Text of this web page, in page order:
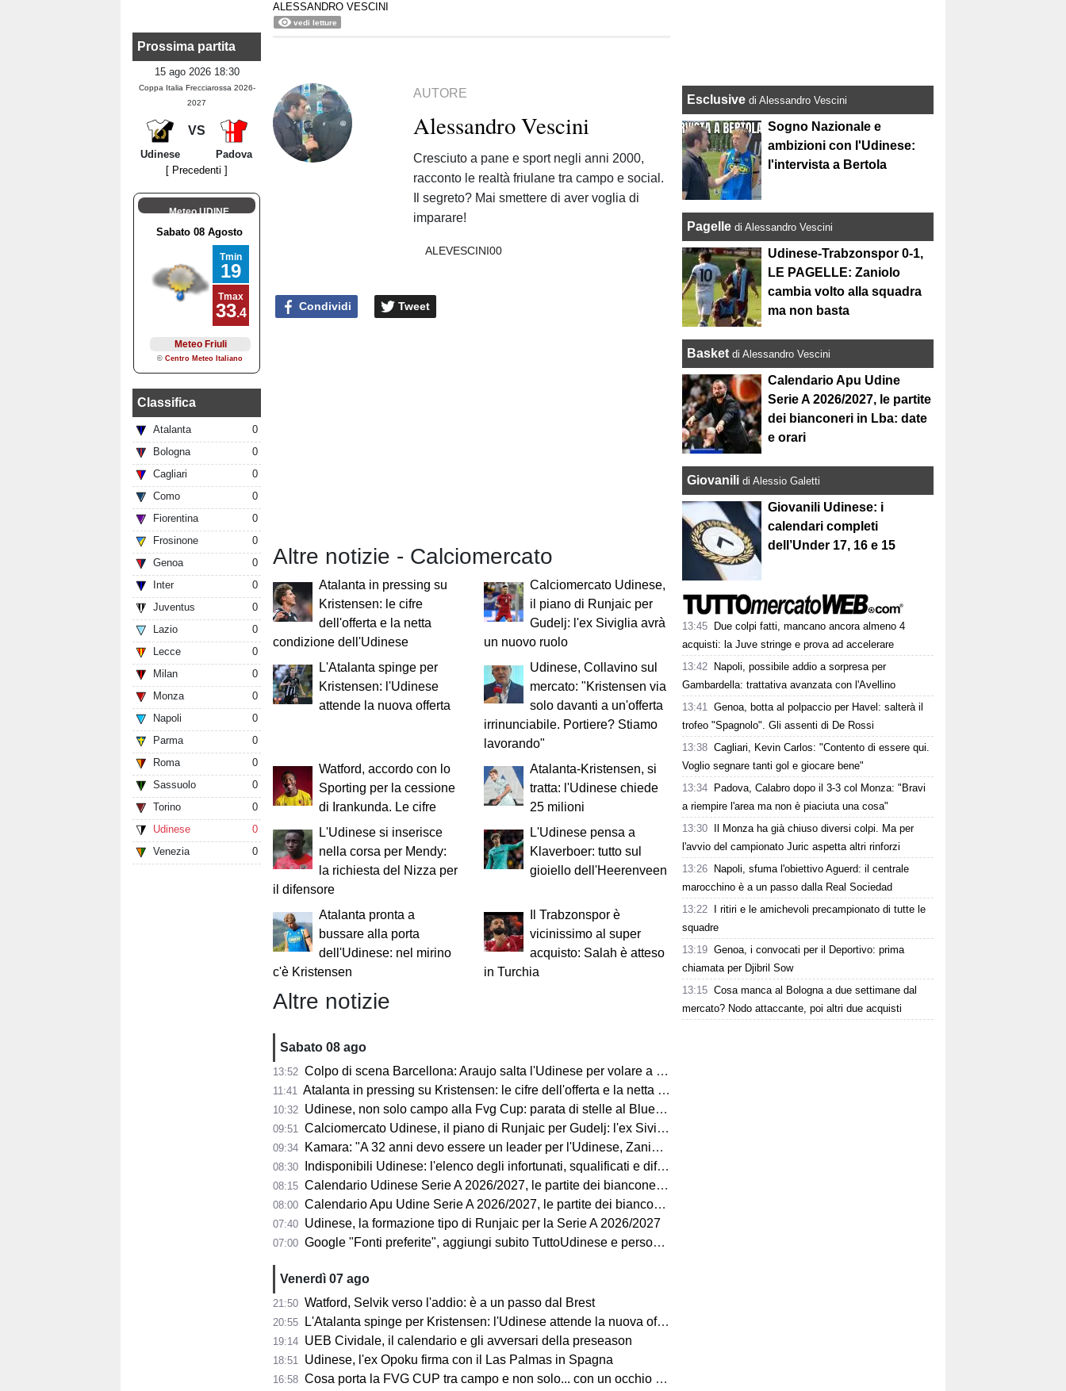
Prossima partita
15 ago 2026 18:30
Coppa Italia Frecciarossa 2026-
2027
VS
Udinese
Padova
[ Precedenti ]
Meteo UDINE
Classifica
Atalanta
0
Bologna
0
Cagliari
0
Como
0
Fiorentina
0
Frosinone
0
Genoa
0
Inter
0
Juventus
0
Lazio
0
Lecce
0
Milan
0
Monza
0
Napoli
0
Parma
0
Roma
0
Sassuolo
0
Torino
0
Udinese
0
Venezia
0
ALESSANDRO VESCINI
vedi letture
AUTORE
Alessandro Vescini
Cresciuto a pane e sport negli anni 2000,
racconto le realtà friulane tra campo e social.
Il segreto? Mai smettere di aver voglia di
imparare!
ALEVESCINI00
Condividi Tweet
Altre notizie - Calciomercato
Atalanta in pressing su
Kristensen: le cifre
dell'offerta e la netta
condizione dell'Udinese
Calciomercato Udinese,
il piano di Runjaic per
Gudelj: l'ex Siviglia avrà
un nuovo ruolo
L'Atalanta spinge per
Kristensen: l'Udinese
attende la nuova offerta
Udinese, Collavino sul
mercato: "Kristensen via
solo davanti a un'offerta
irrinunciabile. Portiere? Stiamo
lavorando"
Watford, accordo con lo
Sporting per la cessione
di Irankunda. Le cifre
Atalanta-Kristensen, si
tratta: l'Udinese chiede
25 milioni
L'Udinese si inserisce
nella corsa per Mendy:
la richiesta del Nizza per
il difensore
L'Udinese pensa a
Klaverboer: tutto sul
gioiello dell'Heerenveen
Atalanta pronta a
bussare alla porta
dell'Udinese: nel mirino
c'è Kristensen
Il Trabzonspor è
vicinissimo al super
acquisto: Salah è atteso
in Turchia
Altre notizie
Sabato 08 ago
13:52 Colpo di scena Barcellona: Araujo salta l'Udinese per volare a Liverpool! Le 3 assenze di Flick
11:41 Atalanta in pressing su Kristensen: le cifre dell'offerta e la netta condizione dell'Udinese
10:32 Udinese, non solo campo alla Fvg Cup: parata di stelle al Bluenergy Stadium
09:51 Calciomercato Udinese, il piano di Runjaic per Gudelj: l'ex Siviglia avrà un nuovo ruolo
09:34 Kamara: "A 32 anni devo essere un leader per l'Udinese, Zaniolo ha fatto un'ottima scelta"
08:30 Indisponibili Udinese: l'elenco degli infortunati, squalificati e diffidati
08:15 Calendario Udinese Serie A 2026/2027, le partite dei bianconeri: date e orari
08:00 Calendario Apu Udine Serie A 2026/2027, le partite dei bianconeri in Lba: date e orari
07:40 Udinese, la formazione tipo di Runjaic per la Serie A 2026/2027
07:00 Google "Fonti preferite", aggiungi subito TuttoUdinese e personalizza le tue notizie
Venerdì 07 ago
21:50 Watford, Selvik verso l'addio: è a un passo dal Brest
20:55 L'Atalanta spinge per Kristensen: l'Udinese attende la nuova offerta
19:14 UEB Cividale, il calendario e gli avversari della preseason
18:51 Udinese, l'ex Opoku firma con il Las Palmas in Spagna
16:58 Cosa porta la FVG CUP tra campo e non solo... con un occhio sempre al MERCATO
Esclusive di Alessandro Vescini
Sogno Nazionale e
ambizioni con l'Udinese:
l'intervista a Bertola
Pagelle di Alessandro Vescini
Udinese-Trabzonspor 0-1,
LE PAGELLE: Zaniolo
cambia volto alla squadra
ma non basta
Basket di Alessandro Vescini
Calendario Apu Udine
Serie A 2026/2027, le partite
dei bianconeri in Lba: date
e orari
Giovanili di Alessio Galetti
Giovanili Udinese: i
calendari completi
dell’Under 17, 16 e 15
13:45
Due colpi fatti, mancano ancora almeno 4
acquisti: la Juve stringe e prova ad accelerare
13:42
Napoli, possibile addio a sorpresa per
Gambardella: trattativa avanzata con l'Avellino
13:41 Genoa, botta al polpaccio per Havel: salterà il
trofeo "Spagnolo". Gli assenti di De Rossi
13:38 Cagliari, Kevin Carlos: "Contento di essere qui.
Voglio segnare tanti gol e giocare bene"
13:34
Padova, Calabro dopo il 3-3 col Monza: "Bravi
a riempire l'area ma non è piaciuta una cosa"
13:30
Il Monza ha già chiuso diversi colpi. Ma per
l'avvio del campionato Juric aspetta altri rinforzi
13:26
Napoli, sfuma l'obiettivo Aguerd: il centrale
marocchino è a un passo dalla Real Sociedad
13:22
I ritiri e le amichevoli precampionato di tutte le
squadre
13:19 Genoa, i convocati per il Deportivo: prima
chiamata per Djibril Sow
13:15 Cosa manca al Bologna a due settimane dal
mercato? Nodo attaccante, poi altri due acquisti